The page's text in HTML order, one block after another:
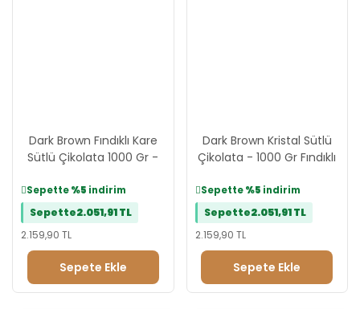
Dark Brown Fındıklı Kare
Sütlü Çikolata 1000 Gr -
Sepette%5 indirim
Sepette2.051,91 TL
2.159,90 TL
Sepete Ekle
Dark Brown Kristal Sütlü
Çikolata - 1000 Gr Fındıklı
Sepette%5 indirim
Sepette2.051,91 TL
2.159,90 TL
Sepete Ekle